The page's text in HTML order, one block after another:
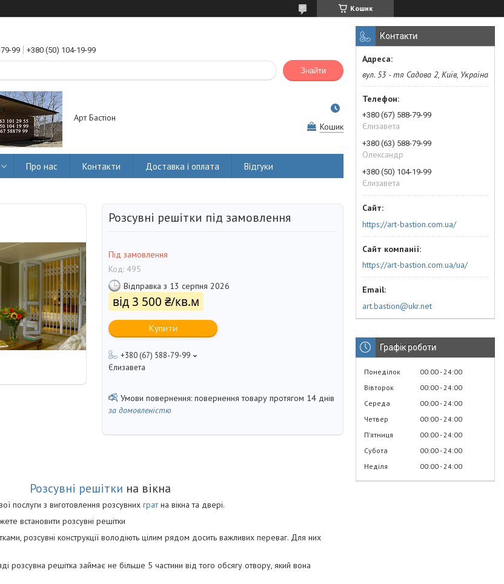
Кошик
99 +380 (50) 104-19-99
Знайти
Арт Бастіон
Кошик
Про нас Контакти Доставка і оплата Відгуки
Розсувні решітки під замовлення
Під замовлення
Код: 495
Відправка з 13 серпня 2026
від3 500 ₴/кв.м
Купити
+380 (67) 588-79-99
Єлизавета
повернення товару протягом 14 днів
за домовленістю
Розсувні решітки на вікна
послуги з виготовлення розсувних гратна вікна та двері.
встановити розсувні решітки
розсувні конструкції володіють цілим рядом досить важливих переваг. Для них
розсувна решітка займає не більше 5 частини від того обсягу отвору, який вона
Контакти
вул. 53 - тя Садова 2, Київ, Україна
+380 (67) 588-79-99
Єлизавета
+380 (63) 588-79-99
Олександр
+380 (50) 104-19-99
Єлизавета
https://art-bastion.com.ua/
https://art-bastion.com.ua/ua/
art.bastion@ukr.net
Графік роботи
Понеділок 00:00 24:00
Вівторок
00:00 24:00
Середа
00:00 24:00
Четвер
00:00 24:00
Пʼятниця
00:00 24:00
Субота
00:00 24:00
Неділя
00:00 24:00